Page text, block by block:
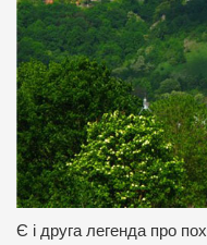
Є і друга легенда про